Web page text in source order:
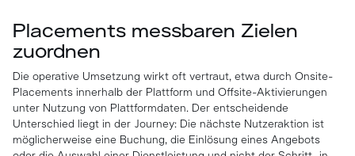
Placements messbaren Zielen
zuordnen
Die operative Umsetzung wirkt oft vertraut, etwa durch Onsite-
Placements innerhalb der Plattform und Offsite-Aktivierungen
unter Nutzung von Plattformdaten. Der entscheidende
Unterschied liegt in der Journey: Die nächste Nutzeraktion ist
möglicherweise eine Buchung, die Einlösung eines Angebots